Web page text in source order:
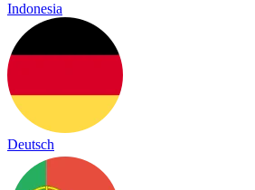
Indonesia
Deutsch